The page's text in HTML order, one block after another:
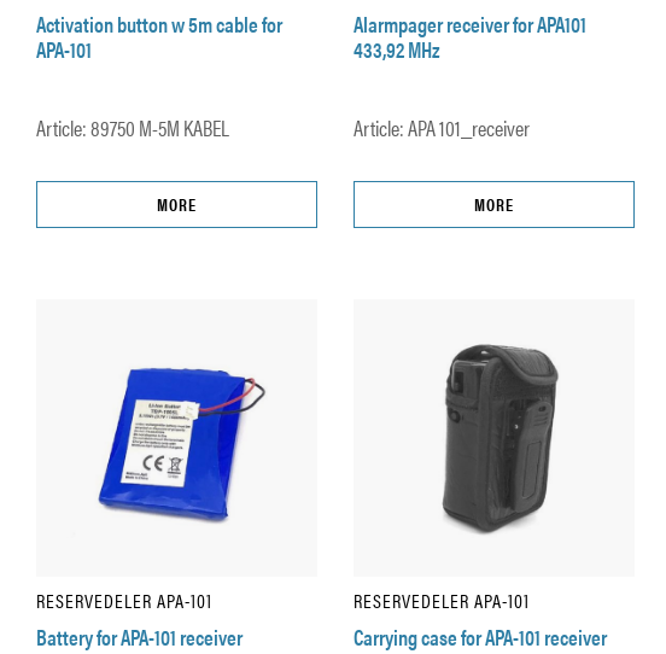
Activation button w 5m cable for
APA-101
Article: 89750 M-5M KABEL
MORE
Alarmpager receiver for APA101
433,92 MHz
Article: APA 101_receiver
MORE
RESERVEDELER APA-101
Battery for APA-101 receiver
RESERVEDELER APA-101
Carrying case for APA-101 receiver